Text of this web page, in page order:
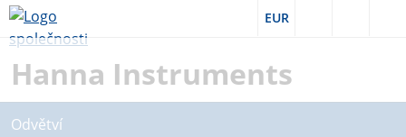
EUR
Hanna Instruments
Odvětví